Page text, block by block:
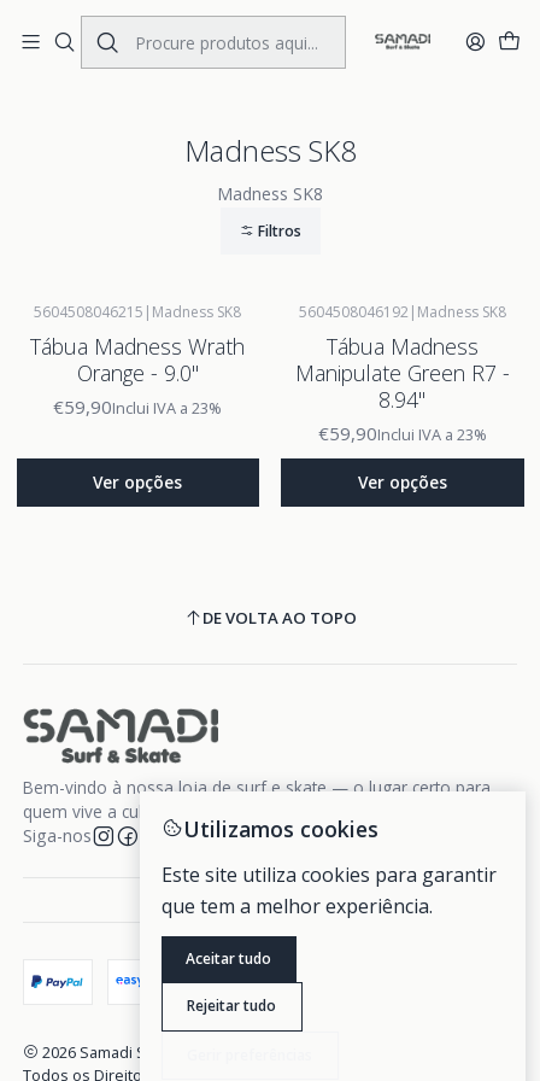
Portes Gratis Portugal e Espanha
Início BRANDS Madness SK8
Madness SK8
Madness SK8
Filtros
5604508046215 | Madness SK8
Tábua Madness Wrath
Orange - 9.0"
€59,90Inclui IVA a 23%
Ver opções
5604508046192 | Madness SK8
Tábua Madness
Manipulate Green R7 -
8.94"
€59,90Inclui IVA a 23%
Ver opções
DE VOLTA AO TOPO
Bem-vindo à nossa loja de surf e skate — o lugar certo para
quem vive a cultura da liberdade sobre rodas e ondas.
Siga-nos
2026 Samadi Surf Skate.
Todos os Direitos Reservados.
Utilizamos cookies
Este site utiliza cookies para garantir
que tem a melhor experiência.
Aceitar tudo
Rejeitar tudo